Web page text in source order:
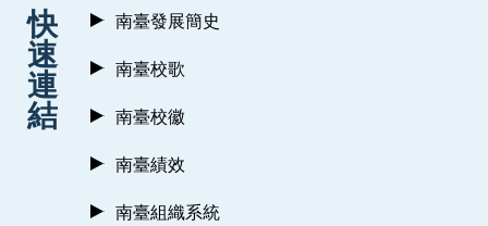
快
速
連
結
南臺發展簡史
南臺校歌
南臺校徽
南臺績效
南臺組織系統